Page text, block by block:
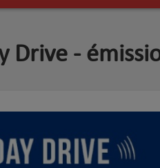
Drive -